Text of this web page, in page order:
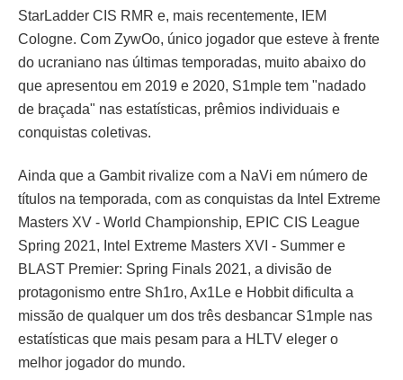
StarLadder CIS RMR e, mais recentemente, IEM
Cologne. Com ZywOo, único jogador que esteve à frente
do ucraniano nas últimas temporadas, muito abaixo do
que apresentou em 2019 e 2020, S1mple tem "nadado
de braçada" nas estatísticas, prêmios individuais e
conquistas coletivas.
Ainda que a Gambit rivalize com a NaVi em número de
títulos na temporada, com as conquistas da Intel Extreme
Masters XV - World Championship, EPIC CIS League
Spring 2021, Intel Extreme Masters XVI - Summer e
BLAST Premier: Spring Finals 2021, a divisão de
protagonismo entre Sh1ro, Ax1Le e Hobbit dificulta a
missão de qualquer um dos três desbancar S1mple nas
estatísticas que mais pesam para a HLTV eleger o
melhor jogador do mundo.